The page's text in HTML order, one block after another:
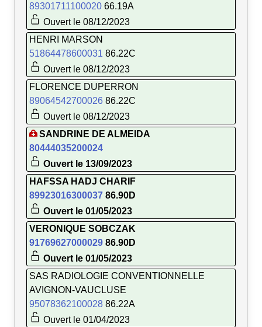
89301711100020 66.19A
Ouvert le 08/12/2023
HENRI MARSON
51864478600031 86.22C
Ouvert le 08/12/2023
FLORENCE DUPERRON
89064542700026 86.22C
Ouvert le 08/12/2023
SANDRINE DE ALMEIDA
80444035200024
Ouvert le 13/09/2023
HAFSSA HADJ CHARIF
89923016300037 86.90D
Ouvert le 01/05/2023
VERONIQUE SOBCZAK
91769627000029 86.90D
Ouvert le 01/05/2023
SAS RADIOLOGIE CONVENTIONNELLE
AVIGNON-VAUCLUSE
95078362100028 86.22A
Ouvert le 01/04/2023